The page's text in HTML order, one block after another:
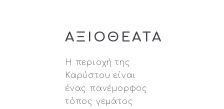
ΑΞΙΟΘΕΑΤΑ
Η περιοχή της
Καρύστου είναι
ένας πανέμορφος
τόπος γεμάτος